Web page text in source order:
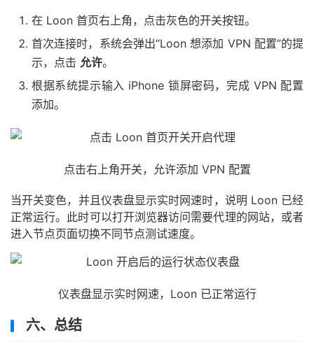
在 Loon 首页右上角，点击灰色的开关按钮。
首次连接时，系统会弹出“Loon 想添加 VPN 配置”的提
示，点击 允许。
根据系统提示输入 iPhone 锁屏密码，完成 VPN 配置
添加。
点击右上角开关，允许添加 VPN 配置
当开关变色，并且仪表盘显示实时网速时，说明 Loon 已经
正常运行。此时可以打开浏览器访问需要代理的网站，或者
进入节点页面切换不同节点测试速度。
仪表盘显示实时网速，Loon 已正常运行
六、总结